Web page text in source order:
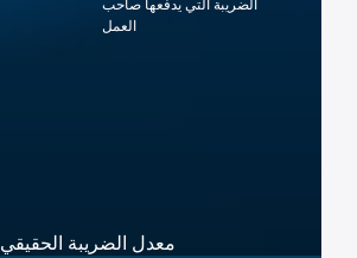
الضريبة التي يدفعها صاحب
العمل
معدل الضريبة الحقيقي